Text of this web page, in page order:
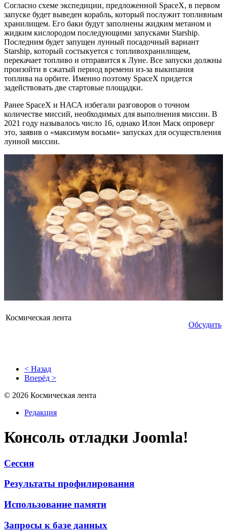
Согласно схеме экспедиции, предложенной SpaceX, в первом
запуске будет выведен корабль, который послужит топливным
хранилищем. Его баки будут заполнены жидким метаном и
жидким кислородом последующими запусками Starship.
Последним будет запущен лунный посадочный вариант
Starship, который состыкуется с топливохранилищем,
перекачает топливо и отправится к Луне. Все запуски должны
произойти в сжатый период времени из-за выкипания
топлива на орбите. Именно поэтому SpaceX придется
задействовать две стартовые площадки.
Ранее SpaceX и НАСА избегали разговоров о точном
количестве миссий, необходимых для выполнения миссии. В
2021 году называлось число 16, однако Илон Маск опроверг
это, заявив о «максимум восьми» запусках для осуществления
лунной миссии.
Космическая лента
Обсудить
< Назад
Вперёд >
© 2026 Космическая лента
Редакция
Консоль отладки Joomla!
Сессия
Результаты профилирования
Использование памяти
Запросы к базе данных